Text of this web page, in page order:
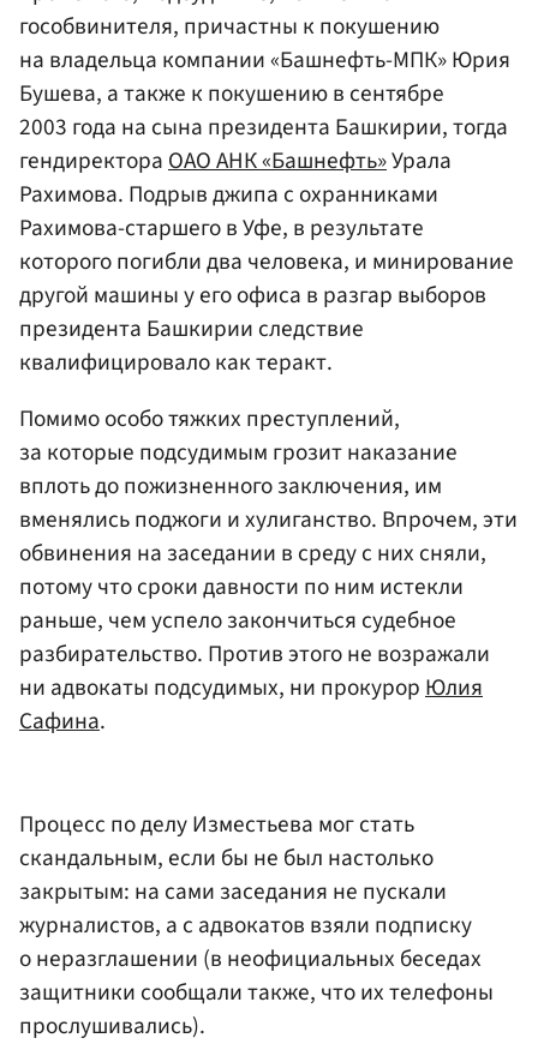
гособвинителя, причастны к покушению
на владельца компании «Башнефть-МПК» Юрия
Бушева, а также к покушению в сентябре
2003 года на сына президента Башкирии, тогда
гендиректораОАО АНК «Башнефть»Урала
Рахимова. Подрыв джипа с охранниками
Рахимова-старшего в Уфе, в результате
которого погибли два человека, и минирование
другой машины у его офиса в разгар выборов
президента Башкирии следствие
квалифицировало как теракт.
Помимо особо тяжких преступлений,
за которые подсудимым грозит наказание
вплоть до пожизненного заключения, им
вменялись поджоги и хулиганство. Впрочем, эти
обвинения на заседании в среду с них сняли,
потому что сроки давности по ним истекли
раньше, чем успело закончиться судебное
разбирательство. Против этого не возражали
ни адвокаты подсудимых, ни прокурорЮлия
Сафина.
Процесс по делу Изместьева мог стать
скандальным, если бы не был настолько
закрытым: на сами заседания не пускали
журналистов, а с адвокатов взяли подписку
о неразглашении (в неофициальных беседах
защитники сообщали также, что их телефоны
прослушивались).